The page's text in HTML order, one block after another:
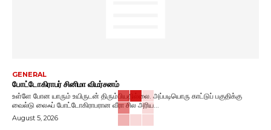
GENERAL
போட்டோகிராபர் சினிமா விமர்சனம்
உள்ளே போன யாரும் உயிருடன் திரும்பியதில்லை. அப்படியொரு காட்டுப் பகுதிக்கு
வைல்டு லைஃப் போட்டோகிராபரான வீரா சில அரிய...
August 5, 2026